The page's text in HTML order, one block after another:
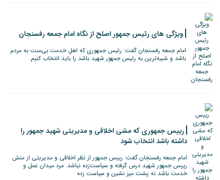
ویژگی های رئیس جمهور اصلح از نگاه امام جمعه رفسنجان
امام جمعه رفسنجان گفت: رئیس جمهوری که اهل خدمت بی‌منت به مردم
باشد و شبیه‌ترین به رئیس جمهور شهید باشد را باید انتخاب کنیم.
رییس جمهوری که مشی اخلاقی و مدیریتی شهید جمهور را
داشته باشد انتخاب شود
امام جمعه رفسنجان گفت: رییس جمهور از نظر اخلاقی و مدیریتی از منش
رییس جمهور شهید درس گرفته و سیاست‌زده نباشد. مرد میدان عمل و
خدمت باشد نه پشت میز نشین و سیاست زده